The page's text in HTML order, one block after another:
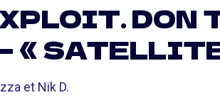
DON
«
et Nik D.